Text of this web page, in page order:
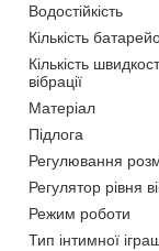
Водостійкість
Кількість
Кількість
вібрації
Матеріал
Підлога
Регулювання
Регулятор рівня
Режим роботи
Тип інтимної